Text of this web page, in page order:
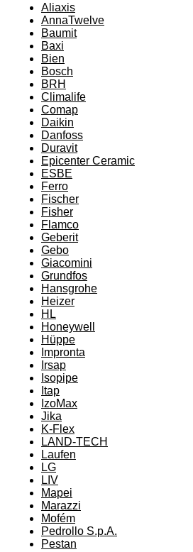
Aliaxis
AnnaTwelve
Baumit
Baxi
Bien
Bosch
BRH
Climalife
Comap
Daikin
Danfoss
Duravit
Epicenter Ceramic
ESBE
Ferro
Fischer
Fisher
Flamco
Geberit
Gebo
Giacomini
Grundfos
Hansgrohe
Heizer
HL
Honeywell
Hüppe
Impronta
Irsap
Isopipe
Itap
IzoMax
Jika
K-Flex
LAND-TECH
Laufen
LG
LIV
Mapei
Marazzi
Mofém
Pedrollo S.p.A.
Pestan